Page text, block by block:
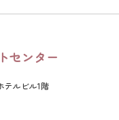
センター
テルビル1階